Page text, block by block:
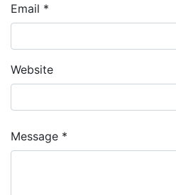
Email *
Website
Message *